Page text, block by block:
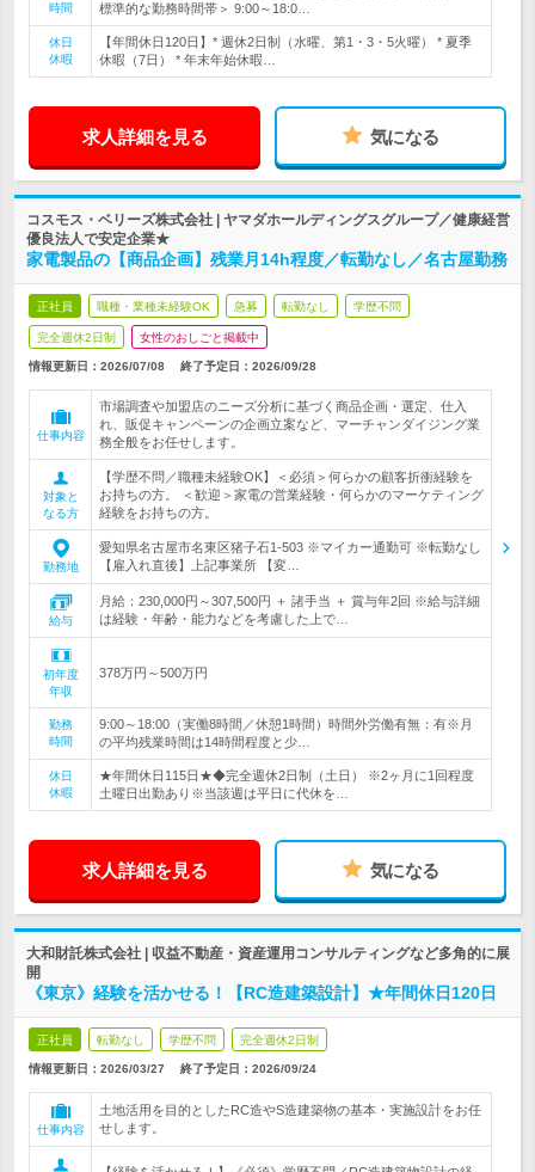
時間
標準的な勤務時間帯＞ 9:00～18:0…
休日
休暇
【年間休日120日】* 週休2日制（水曜、第1・3・5火曜） * 夏季
休暇（7日） * 年末年始休暇…
求人詳細を見る 気になる
コスモス・ベリーズ株式会社 | ヤマダホールディングスグループ／健康経営
優良法人で安定企業★
家電製品の【商品企画】残業月14h程度／転勤なし／名古屋勤務
正社員 職種・業種未経験OK 急募 転勤なし 学歴不問
完全週休2日制 女性のおしごと掲載中
情報更新日：2026/07/08 終了予定日： 2026/09/28
仕事内容
市場調査や加盟店のニーズ分析に基づく商品企画・選定、仕入
れ、販促キャンペーンの企画立案など、マーチャンダイジング業
務全般をお任せします。
対象と
なる方
【学歴不問／職種未経験OK】＜必須＞何らかの顧客折衝経験を
お持ちの方。 ＜歓迎＞家電の営業経験・何らかのマーケティング
経験をお持ちの方。
勤務地
愛知県名古屋市名東区猪子石1-503 ※マイカー通勤可 ※転勤なし
【雇入れ直後】上記事業所 【変…
給与
月給：230,000円～307,500円 ＋ 諸手当 ＋ 賞与年2回 ※給与詳細
は経験・年齢・能力などを考慮した上で…
初年度
年収
378万円～500万円
勤務
時間
9:00～18:00（実働8時間／休憩1時間）時間外労働有無：有※月
の平均残業時間は14時間程度と少…
休日
休暇
★年間休日115日★◆完全週休2日制（土日） ※2ヶ月に1回程度
土曜日出勤あり※当該週は平日に代休を…
求人詳細を見る 気になる
大和財託株式会社 | 収益不動産・資産運用コンサルティングなど多角的に展
開
《東京》経験を活かせる！【RC造建築設計】★年間休日120日
正社員 転勤なし 学歴不問 完全週休2日制
情報更新日：2026/03/27 終了予定日： 2026/09/24
仕事内容
土地活用を目的としたRC造やS造建築物の基本・実施設計をお任
せします。